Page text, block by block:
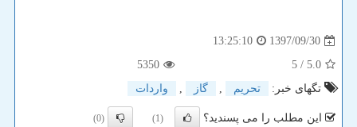
1397/09/30
13:25:10
5.0
/ 5
5350
تگهای خبر:
تحریم , گاز , واردات
این مطلب را می پسندید؟ (1)
(0)